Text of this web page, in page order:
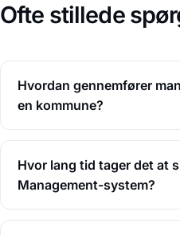
Ofte stillede
Hvordan gennemfører
en kommune?
Hvor lang tid tager det at
Management-system?